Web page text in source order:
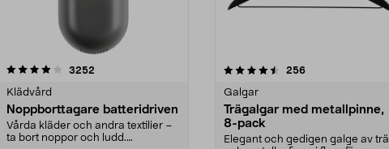
3252
Klädvård
Noppborttagare batteridriven
Vårda kläder och andra textilier –
ta bort noppor och ludd.
4.5av 5 stjärnor 256recensioner
Galgar
Trägalgar med metallpinne,
8-pack
Elegant och gedigen galge av trä
4.0av 5 stjärnor